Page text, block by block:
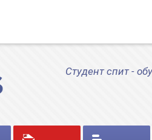
Студент спит -